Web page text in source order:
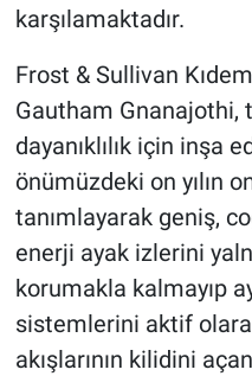
karşılamaktadır.
Frost & Sullivan
Gautham Gnanajothi,
dayanıklılık için inşa
önümüzdeki on yılın
tanımlayarak geniş,
enerji ayak izlerini
korumakla kalmayıp
sistemlerini aktif
akışlarının kilidini